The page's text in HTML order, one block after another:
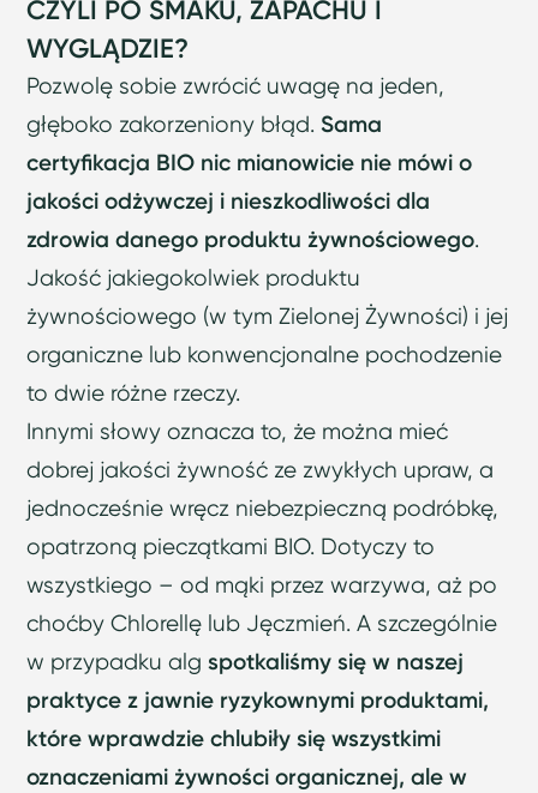
CZYLI PO SMAKU, ZAPACHU I
WYGLĄDZIE?
Pozwolę sobie zwrócić uwagę na jeden,
głęboko zakorzeniony błąd.Sama
certyfikacja BIO nic mianowicie nie mówi o
jakości odżywczej i nieszkodliwości dla
zdrowia danego produktu żywnościowego.
Jakość jakiegokolwiek produktu
żywnościowego (w tym Zielonej Żywności) i jej
organiczne lub konwencjonalne pochodzenie
to dwie różne rzeczy.
Innymi słowy oznacza to, że można mieć
dobrej jakości żywność ze zwykłych upraw, a
jednocześnie wręcz niebezpieczną podróbkę,
opatrzoną pieczątkami BIO. Dotyczy to
wszystkiego – od mąki przez warzywa, aż po
choćby Chlorellę lub Jęczmień. A szczególnie
w przypadku algspotkaliśmy się w naszej
praktyce z jawnie ryzykownymi produktami,
które wprawdzie chlubiły się wszystkimi
oznaczeniami żywności organicznej, ale w